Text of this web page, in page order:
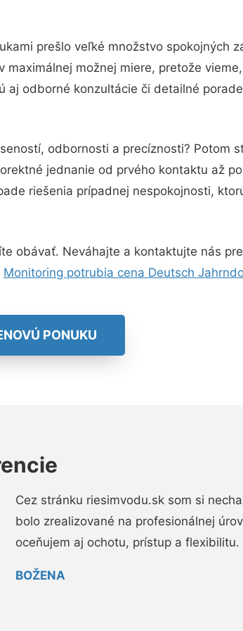
prešlo veľké množstvo spokojných
možnej miere, pretože
aj odborné konzultácie či detailné
odbornosti a precíznosti? Potom
jednanie od prvého kontaktu až
riešenia prípadnej nespokojnosti,
obávať. Neváhajte a kontaktujte nás
Monitoring potrubia cena Deutsch
PONUKU
Cez stránku riesimvodu.sk som si
bolo zrealizované na profesionálnej
oceňujem aj ochotu, prístup a flexibilitu.
BOŽENA